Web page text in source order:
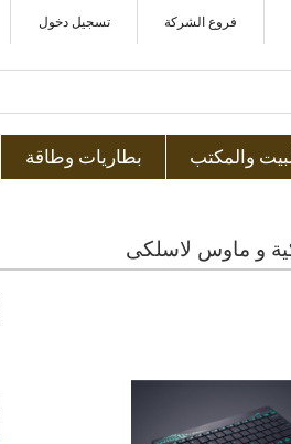
فروع الشركة تسجيل دخول
والمكتب بطاريات وطاقة